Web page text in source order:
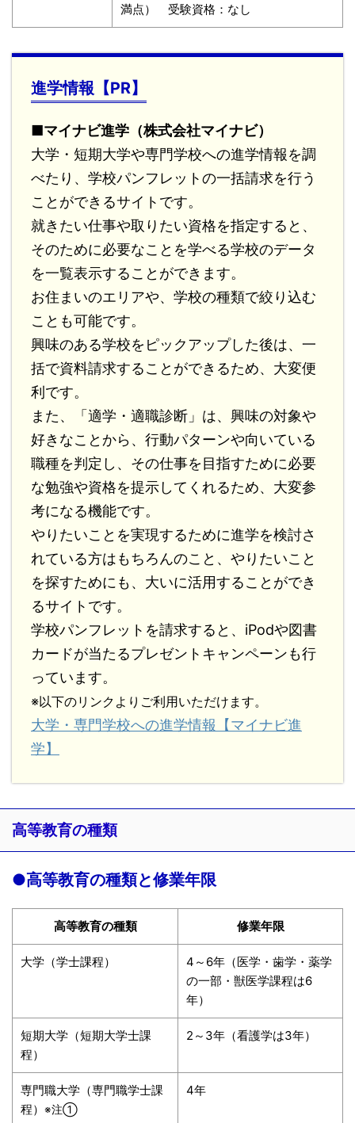
満点） 受験資格：なし
進学情報【PR】
■マイナビ進学（株式会社マイナビ）
大学・短期大学や専門学校への進学情報を調
べたり、学校パンフレットの一括請求を行う
ことができるサイトです。
就きたい仕事や取りたい資格を指定すると、
そのために必要なことを学べる学校のデータ
を一覧表示することができます。
お住まいのエリアや、学校の種類で絞り込む
ことも可能です。
興味のある学校をピックアップした後は、一
括で資料請求することができるため、大変便
利です。
また、「適学・適職診断」は、興味の対象や
好きなことから、行動パターンや向いている
職種を判定し、その仕事を目指すために必要
な勉強や資格を提示してくれるため、大変参
考になる機能です。
やりたいことを実現するために進学を検討さ
れている方はもちろんのこと、やりたいこと
を探すためにも、大いに活用することができ
るサイトです。
学校パンフレットを請求すると、iPodや図書
カードが当たるプレゼントキャンペーンも行
っています。
※以下のリンクよりご利用いただけます。
大学・専門学校への進学情報【マイナビ進
学】
高等教育の種類
●高等教育の種類と修業年限
高等教育の種類 修業年限
大学（学士課程）
4～6年（医学・歯学・薬学
の一部・獣医学課程は6
年）
短期大学（短期大学士課
程）
2～3年（看護学は3年）
専門職大学（専門職学士課
程） ※注①
4年